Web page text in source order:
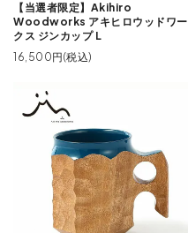
【当選者限定】Akihiro
Woodworks アキヒロウッドワー
クス ジンカップ L
16,500円(税込)